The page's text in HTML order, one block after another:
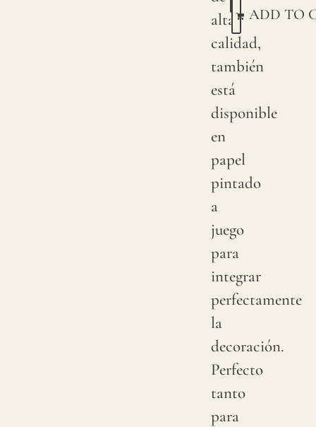
alta
calidad,
también
está
disponible
en
papel
pintado
a
juego
para
integrar
perfectamente
la
decoración.
Perfecto
tanto
para
ADD TO
lino,